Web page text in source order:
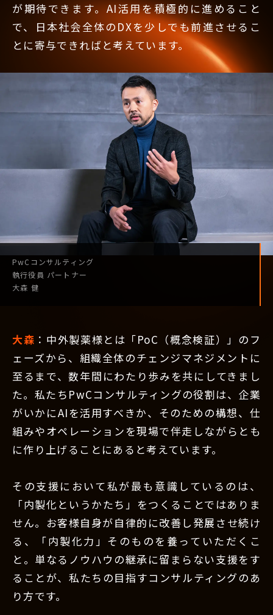
が期待できます。AI活用を積極的に進めること
で、日本社会全体のDXを少しでも前進させるこ
とに寄与できればと考えています。
PwCコンサルティング
執行役員 パートナー
大森 健
大森 ：中外製薬様とは「PoC（概念検証）」のフ
ェーズから、組織全体のチェンジマネジメントに
至るまで、数年間にわたり歩みを共にしてきまし
た。私たちPwCコンサルティングの役割は、企業
がいかにAIを活用すべきか、そのための構想、仕
組みやオペレーションを現場で伴走しながらとも
に作り上げることにあると考えています。
その支援において私が最も意識しているのは、
「内製化というかたち」をつくることではありま
せん。お客様自身が自律的に改善し発展させ続け
る、「内製化力」そのものを養っていただくこ
と。単なるノウハウの継承に留まらない支援をす
ることが、私たちの目指すコンサルティングのあ
り方です。